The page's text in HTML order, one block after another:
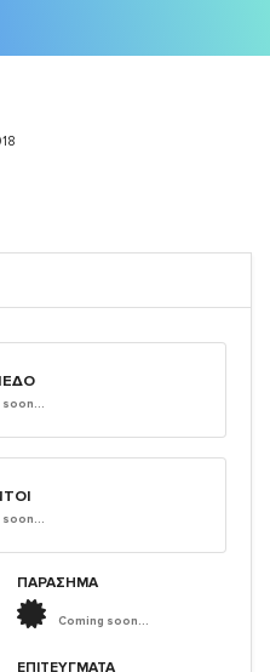
soon...
soon...
ΠΑΡΑΣΗΜΑ
Coming soon...
ΕΠΙΤΕΎΓΜΑΤΑ